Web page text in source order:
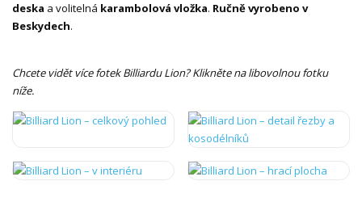
deska a volitelná karambolová vložka. Ručně vyrobeno v
Beskydech.
Chcete vidět více fotek Billiardu Lion? Klikněte na libovolnou fotku
níže.